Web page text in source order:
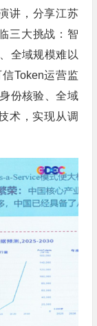
讲，分享江苏
三大挑战：智
全域规模难以
Token运营监
份核验、全域
术，实现从调